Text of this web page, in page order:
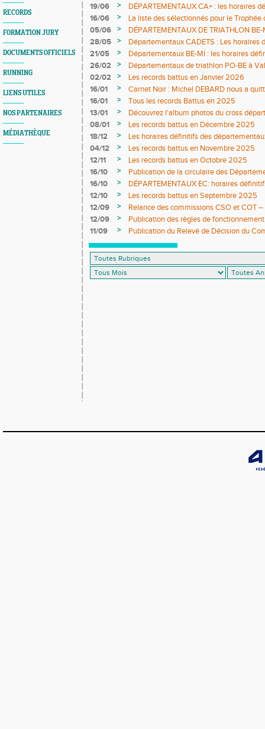
RECORDS
FORMATION JURY
DOCUMENTS OFFICIELS
RUNNING
LIENS UTILES
NOS PARTENAIRES
MÉDIATHÈQUE
19/06 >
DÉPARTEMENTAUX CA+ : les horaires
16/06
>
La liste des sélectionnés pour le Trophée
05/06
>
DÉPARTEMENTAUX DE TRIATHLON
définitifs sont en ligne
28/05 >
Départementaux CADETS : Les horaires
21/05
>
Départementaux BE-MI : les horaires
26/02
>
Départementaux de triathlon PO-BE à
DÉFINITIFS ET COMPO JURY
02/02 >
Les records battus en Janvier 2026
16/01
>
Carnet Noir : Michel DEBARD nous a
16/01
>
Tous les records Battus en 2025
13/01
>
Découvrez l'album photos du cross
08/01
>
Les records battus en Décembre 2025
18/12
>
Les horaires définitifs des
04/12
>
Les records battus en Novembre 2025
12/11
>
Les records battus en Octobre 2025
16/10
>
Publication de la circulaire des
16/10
>
DÉPARTEMENTAUX EC: horaires
12/10
>
Les records battus en Septembre 2025
12/09
>
Relance des commissions CSO et COT
12/09
>
Publication des règles de
11/09
> Publication du Relevé de Décision du